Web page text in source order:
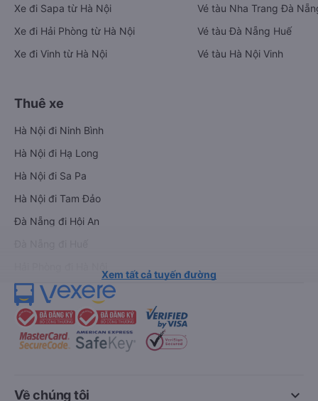
Xe đi Sapa từ Hà Nội
Xe đi Hải Phòng từ Hà Nội
Xe đi Vinh từ Hà Nội
Vé tàu Nha Trang Đà
Vé tàu Đà Nẵng Huế
Vé tàu Hà Nội Vinh
Thuê xe
Hà Nội đi Ninh Bình
Hà Nội đi Hạ Long
Hà Nội đi Sa Pa
Hà Nội đi Tam Đảo
Đà Nẵng đi Hội An
Xem tất cả tuyến đường
keyboard_arrow_down
Về chúng tôi